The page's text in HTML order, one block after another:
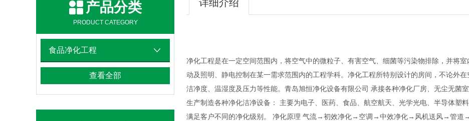
产品分类
PRODUCT CATEGORY
食品净化工程
查看全部
详细介绍
净化工程是在一定空间范围内，将空气中的微粒子、有害空气、细菌等污染物排除，并将
动及照明、静电控制在某一需求范围内的工程学科。净化工程所特别设计的房间，不论外
洁净度、温湿度及压力等性能。青岛旭恒净化设备有限公司 承接各种净化厂房、无尘无菌
生产制造各种净化洁净设备： 主要为电子、医药、食品、航空航天、光学光电、半导体塑
满足客户不同的净化级别。 净化原理 气流→初效净化→空调→中效净化→风机送风→管